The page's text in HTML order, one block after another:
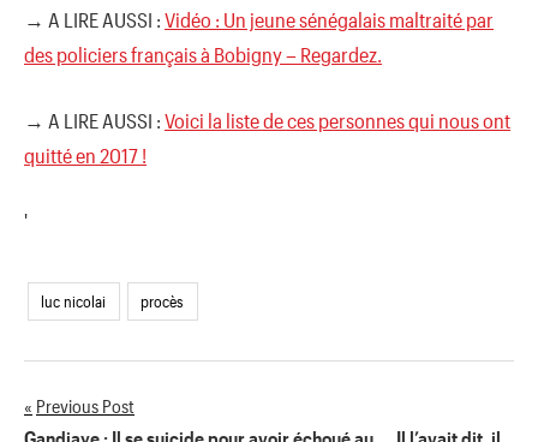
→ A LIRE AUSSI : Vidéo : Un jeune sénégalais maltraité par
des policiers français à Bobigny – Regardez.
→ A LIRE AUSSI : Voici la liste de ces personnes qui nous ont
quitté en 2017 !
'
luc nicolai procès
Navigation
Previous Post